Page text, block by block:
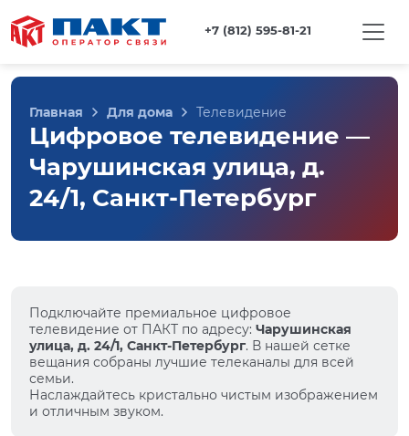
+7 (812) 595-81-21
Главная Для дома Телевидение
Цифровое телевидение —
Чарушинская улица, д.
24/1, Санкт-Петербург
Подключайте премиальное цифровое
телевидение от ПАКТ по адресу: Чарушинская
улица, д. 24/1, Санкт-Петербург. В нашей сетке
вещания собраны лучшие телеканалы для всей
семьи.
Наслаждайтесь кристально чистым изображением
и отличным звуком.